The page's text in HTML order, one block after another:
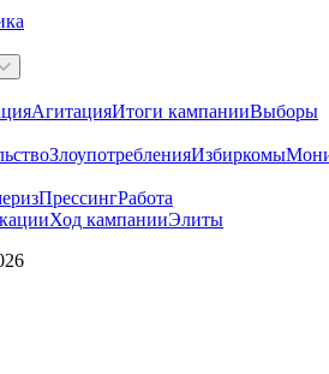
АгитацияИтоги кампанииВыборы
ЗлоупотребленияИзбиркомы
ПрессингРабота
Ход кампанииЭлиты